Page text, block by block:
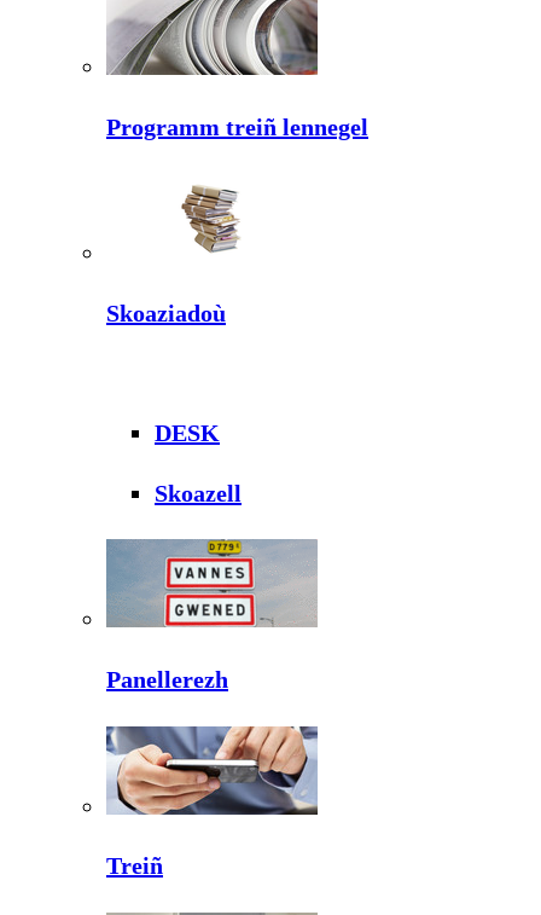
Programm treiñ lennegel
Skoaziadoù
DESK
Skoazell
Panellerezh
Treiñ